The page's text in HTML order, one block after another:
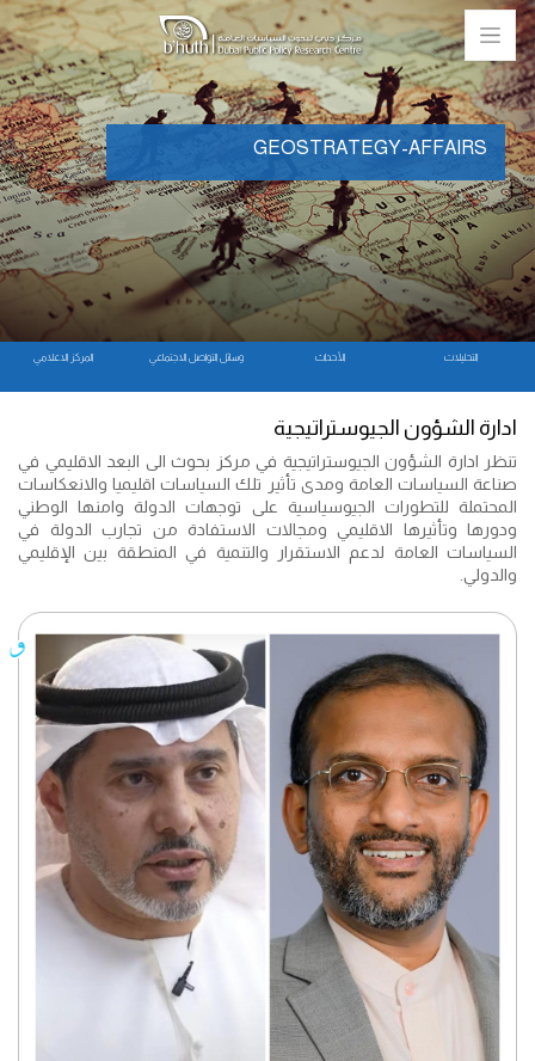
المركز الاعلامي وسائل التواصل الاجتماعي الأحداث التحليلات
GEOSTRATEGY-AFFAIRS
ادارة الشؤون الجيوستراتيجية
تنظر ادارة الشؤون الجيوستراتيجية في مركز بحوث الى البعد الاقليمي في
صناعة السياسات العامة ومدى تأثير تلك السياسات اقليميا والانعكاسات
المحتملة للتطورات الجيوسياسية على توجهات الدولة وامنها الوطني
ودورها وتأثيرها الاقليمي ومجالات الاستفادة من تجارب الدولة في
السياسات العامة لدعم الاستقرار والتنمية في المنطقة بين الإقليمي
والدولي.